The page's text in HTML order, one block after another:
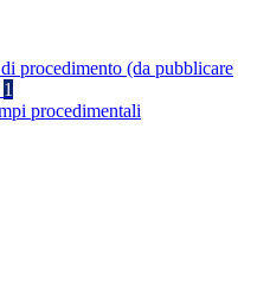
procedimento (da pubblicare
1
procedimentali